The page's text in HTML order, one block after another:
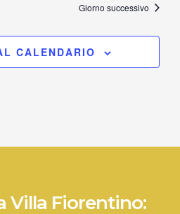
Giorno successivo
CALENDARIO
Villa Fiorentino: